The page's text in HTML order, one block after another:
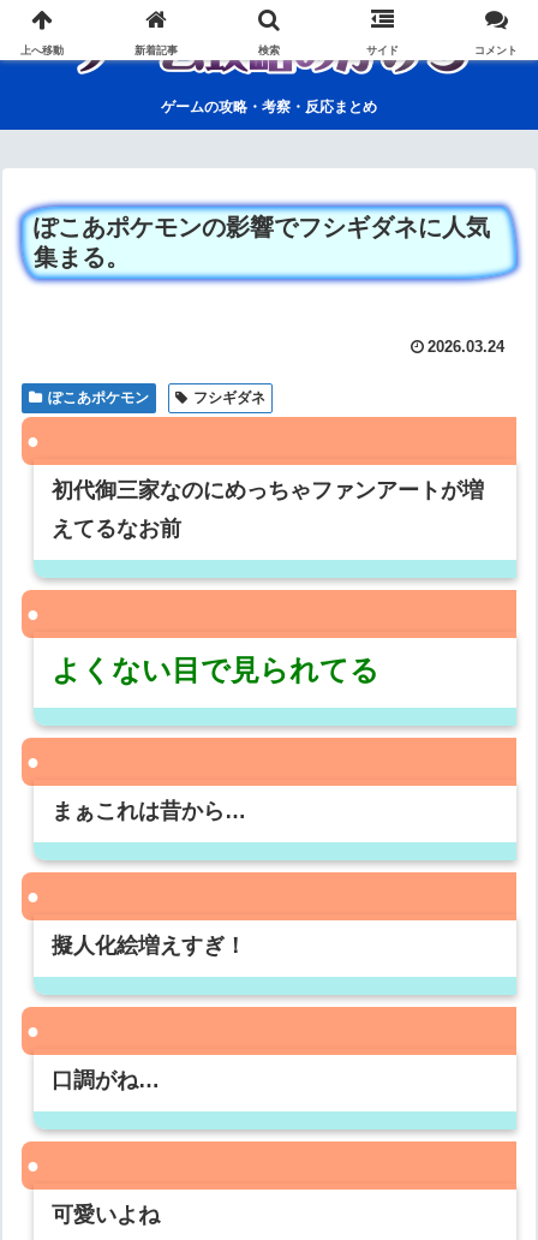
ゲームの攻略・考察・反応まとめ
ぽこあポケモンの影響でフシギダネに人気
集まる。
2026.03.24
ぽこあポケモン フシギダネ
初代御三家なのにめっちゃファンアートが増
えてるなお前
よくない目で見られてる
まぁこれは昔から…
擬人化絵増えすぎ！
口調がね…
可愛いよね
上へ移動 新着記事 検索 サイド コメント